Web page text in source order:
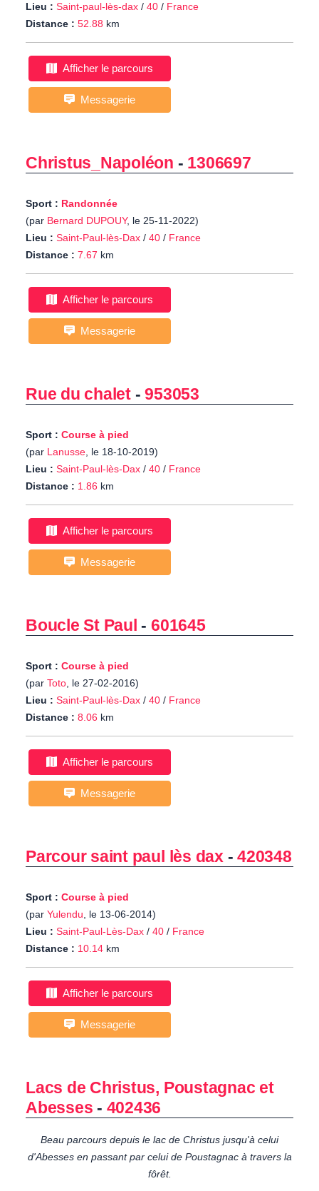
Lieu : Saint-paul-lès-dax / 40 / France
Distance : 52.88 km
Afficher le parcours
Messagerie
Christus_Napoléon - 1306697
Sport : Randonnée
(par Bernard DUPOUY, le 25-11-2022)
Lieu : Saint-Paul-lès-Dax / 40 / France
Distance : 7.67 km
Afficher le parcours
Messagerie
Rue du chalet-953053
Sport : Course à pied
(par Lanusse, le 18-10-2019)
Lieu : Saint-Paul-lès-Dax / 40 / France
Distance : 1.86 km
Afficher le parcours
Messagerie
Boucle St Paul -601645
Sport : Course à pied
(par Toto, le 27-02-2016)
Lieu : Saint-Paul-lès-Dax / 40 / France
Distance : 8.06 km
Afficher le parcours
Messagerie
Parcour saint paul lès dax-420348
Sport : Course à pied
(par Yulendu, le 13-06-2014)
Lieu : Saint-Paul-Lès-Dax / 40 / France
Distance : 10.14 km
Afficher le parcours
Messagerie
Lacs de Christus, Poustagnac et
Abesses - 402436
Beau parcours depuis le lac de Christus jusqu'à celui
d'Abesses en passant par celui de Poustagnac à travers la
fôrêt.